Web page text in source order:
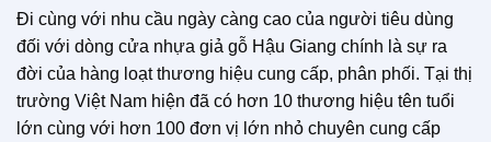
Đi cùng với nhu cầu ngày càng cao của người tiêu dùng
đối với dòng cửa nhựa giả gỗ Hậu Giang chính là sự ra
đời của hàng loạt thương hiệu cung cấp, phân phối. Tại thị
trường Việt Nam hiện đã có hơn 10 thương hiệu tên tuổi
lớn cùng với hơn 100 đơn vị lớn nhỏ chuyên cung cấp